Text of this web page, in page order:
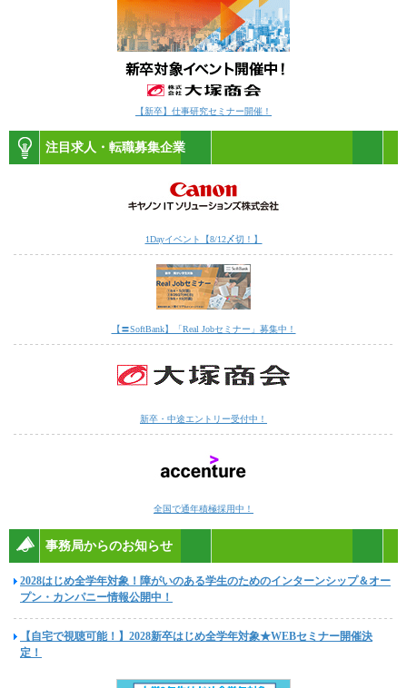
【新卒】仕事研究セミナー開催！
注目求人・転職募集企業
1Dayイベント【8/12〆切！】
【〓SoftBank】「Real Jobセミナー」募集中！
新卒・中途エントリー受付中！
全国で通年積極採用中！
事務局からのお知らせ
2028はじめ全学年対象！障がいのある学生のためのインターンシップ＆オー
プン・カンパニー情報公開中！
【自宅で視聴可能！】2028新卒はじめ全学年対象★WEBセミナー開催決
定！